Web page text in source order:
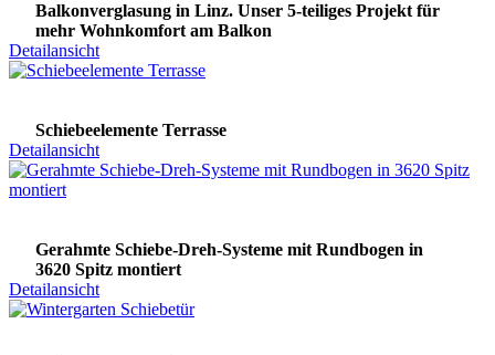
Balkonverglasung in Linz. Unser 5-teiliges Projekt für
mehr Wohnkomfort am Balkon
Detailansicht
Schiebeelemente Terrasse
Detailansicht
Gerahmte Schiebe-Dreh-Systeme mit Rundbogen in
3620 Spitz montiert
Detailansicht